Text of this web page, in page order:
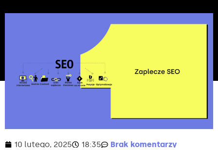
10 lutego, 2025 18:35 Brak komentarzy